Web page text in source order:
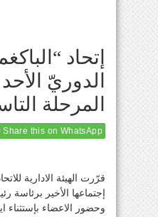
إتحاد
الدوريّ
المرحلة
Share this on WhatsApp
قرّرت الهيئة الادارية
إجتماعها الأخير برئاسة
وحضور الاعضاء بإستثناء